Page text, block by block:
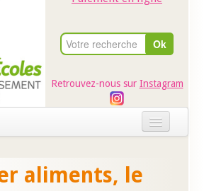
Retrouvez-nous sur Instagram
Evénements
aliments, le